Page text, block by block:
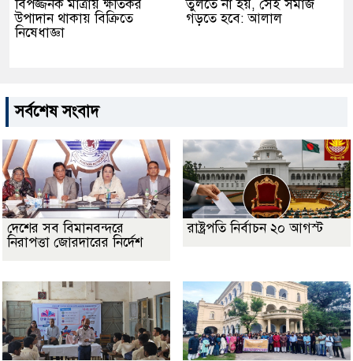
বিপজ্জনক মাত্রায় ক্ষতিকর
উপাদান থাকায় বিক্রিতে
নিষেধাজ্ঞা
তুলতে না হয়, সেই সমাজ
গড়তে হবে: আলাল
সর্বশেষ সংবাদ
দেশের সব বিমানবন্দরে
নিরাপত্তা জোরদারের নির্দেশ
রাষ্ট্রপতি নির্বাচন ২০ আগস্ট